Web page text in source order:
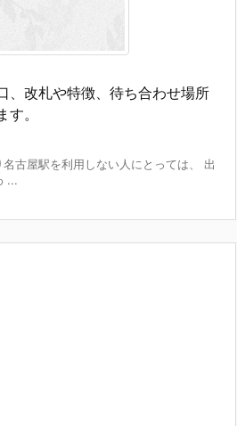
、改札や特徴、待ち合わせ場所
。
古屋駅を利用しない人にとっては、 出
...